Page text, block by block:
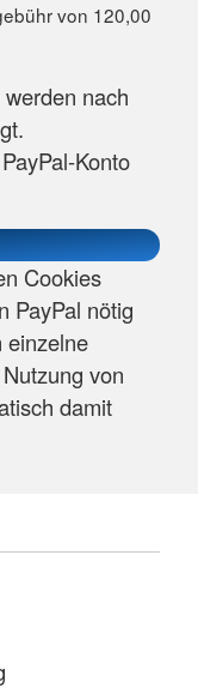
von 120,00
nach
Konto
Cookies
PayPal nötig
einzelne
von
damit